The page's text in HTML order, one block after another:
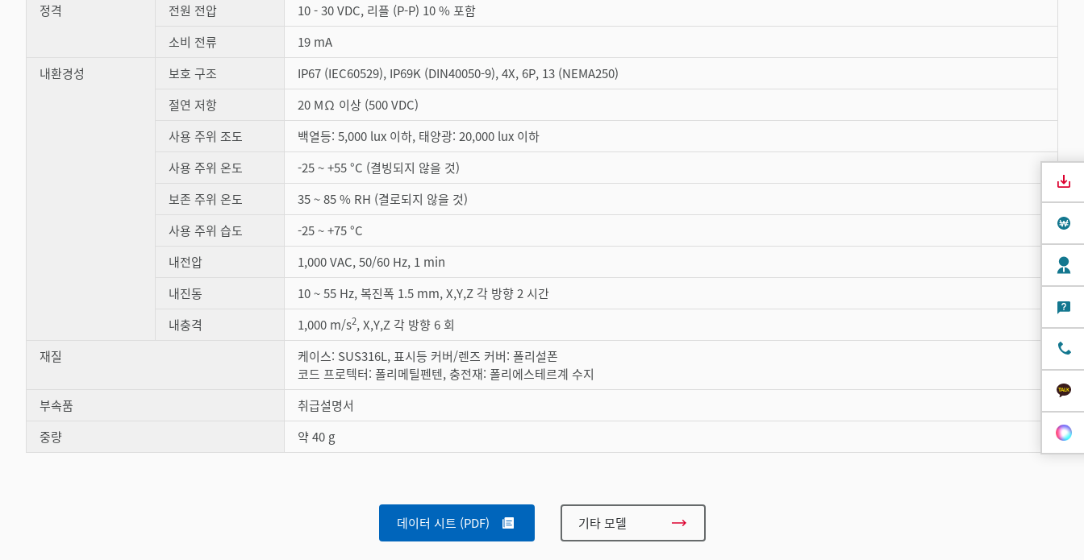
정격
전원 전압
10 - 30 VDC, 리플 (P-P) 10 % 포함
소비 전류
19 mA
내환경성
보호 구조
IP67 (IEC60529), IP69K (DIN40050-9), 4X, 6P, 13 (NEMA250)
절연 저항
20 MΩ 이상 (500 VDC)
사용 주위 조도
백열등: 5,000 lux 이하, 태양광: 20,000 lux 이하
사용 주위 온도
-25 ~ +55 °C (결빙되지 않을 것)
보존 주위 온도
35 ~ 85 % RH (결로되지 않을 것)
사용 주위 습도
-25 ~ +75 °C
내전압
1,000 VAC, 50/60 Hz, 1 min
내진동
10 ~ 55 Hz, 복진폭 1.5 mm, X,Y,Z 각 방향 2 시간
내충격
1,000 m/s2, X,Y,Z 각 방향 6 회
재질
케이스: SUS316L, 표시등 커버/렌즈 커버: 폴리설폰
코드 프로텍터: 폴리메틸펜텐, 충전재: 폴리에스테르계 수지
부속품
취급설명서
중량
약 40 g
데이터 시트 (PDF) 기타 모델